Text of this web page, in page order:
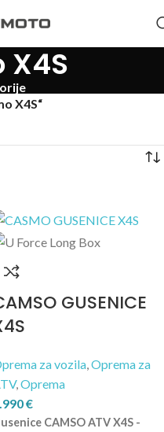
X4S“
GUSENICE
za vozila,Oprema za
,Oprema
€
CAMSO ATV X4S -